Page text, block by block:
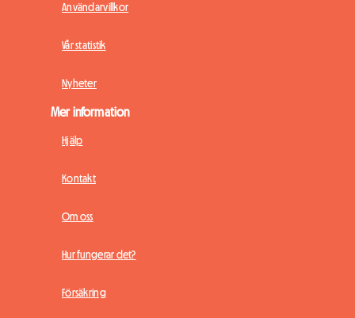
Användarvillkor
Vår statistik
Nyheter
Mer information
Hjälp
Kontakt
Om oss
Hur fungerar det?
Försäkring